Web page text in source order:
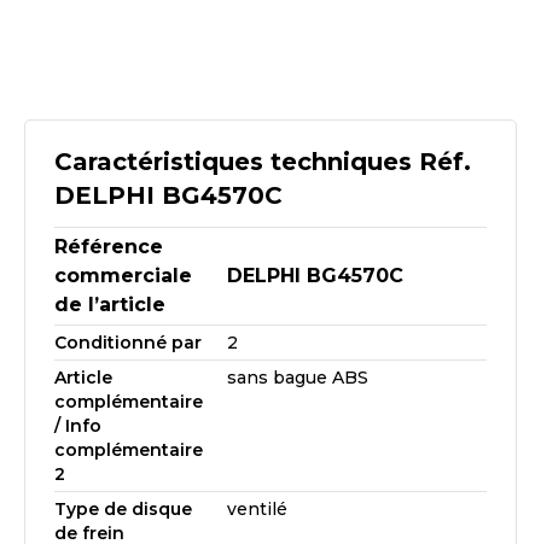
Caractéristiques techniques Réf.
DELPHI BG4570C
Référence
commerciale
de l’article
DELPHI BG4570C
Conditionné par
2
Article
complémentaire
/ Info
complémentaire
2
sans bague ABS
Type de disque
de frein
ventilé